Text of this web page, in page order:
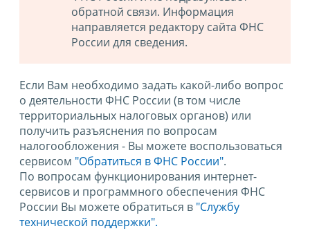
обратной связи. Информация
направляется редактору сайта ФНС
России для сведения.
Если Вам необходимо задать какой-либо вопрос
о деятельности ФНС России (в том числе
территориальных налоговых органов) или
получить разъяснения по вопросам
налогообложения - Вы можете воспользоваться
сервисом "Обратиться в ФНС России".
По вопросам функционирования интернет-
сервисов и программного обеспечения ФНС
России Вы можете обратиться в "Службу
технической поддержки".